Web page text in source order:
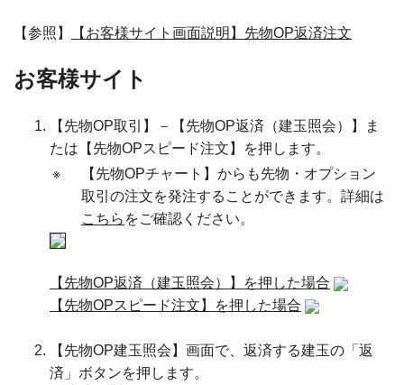
【参照】 【お客様サイト画面説明】先物OP返済注文
お客様サイト
【先物OP取引】－【先物OP返済（建玉照会）】ま
たは【先物OPスピード注文】を押します。
※
【先物OPチャート】からも先物・オプション
取引の注文を発注することができます。詳細は
こちら をご確認ください。
【先物OP返済（建玉照会）】を押した場合
【先物OPスピード注文】を押した場合
【先物OP建玉照会】画面で、返済する建玉の「返
済」ボタンを押します。